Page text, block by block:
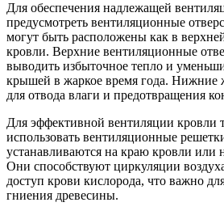
Для обеспечения надлежащей
предусмотреть вентиляционные
могут быть расположены как в
кровли. Верхние вентиляционные
выводить избыточное тепло и
крышей в жаркое время года. Нижние
для отвода влаги и предотвращения
Для эффективной вентиляции кровли
использовать вентиляционные
устанавливаются на краю кровли или
Они способствуют циркуляции
доступ крови кислорода, что важно
гниения древесины.